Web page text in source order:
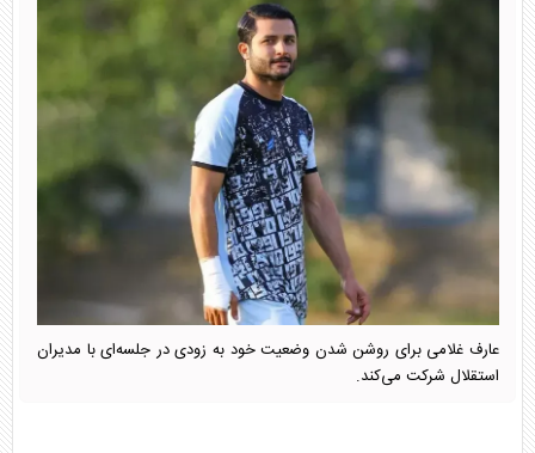
عارف غلامی برای روشن شدن وضعیت خود به زودی در جلسه‌ای با مدیران
استقلال شرکت می‌کند.